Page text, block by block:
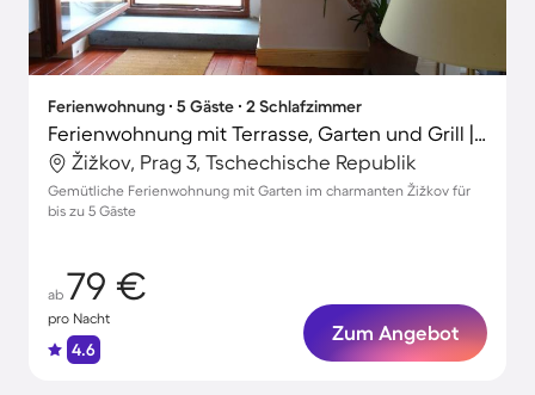
Ferienwohnung ∙ 5 Gäste ∙ 2 Schlafzimmer
Ferienwohnung mit Terrasse, Garten und Grill | Ideal für Homeoffice
Žižkov, Prag 3, Tschechische Republik
Gemütliche Ferienwohnung mit Garten im charmanten Žižkov für
bis zu 5 Gäste
ab 79 €
pro Nacht
4.6
Zum Angebot